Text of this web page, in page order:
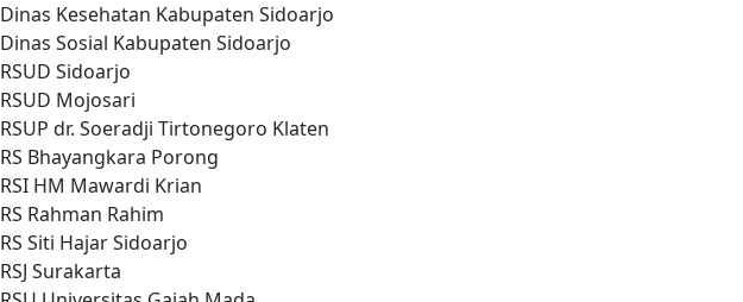
Dinas Kesehatan Kabupaten Sidoarjo
Dinas Sosial Kabupaten Sidoarjo
RSUD Sidoarjo
RSUD Mojosari
RSUP dr. Soeradji Tirtonegoro Klaten
RS Bhayangkara Porong
RSI HM Mawardi Krian
RS Rahman Rahim
RS Siti Hajar Sidoarjo
RSJ Surakarta